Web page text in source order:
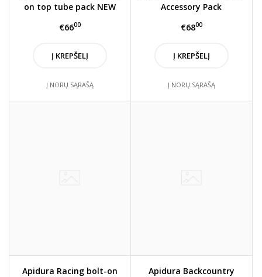
on top tube pack NEW
€6600
Į KREPŠELĮ
Į NORŲ SĄRAŠĄ
Accessory Pack
€6800
Į KREPŠELĮ
Į NORŲ SĄRAŠĄ
Apidura Racing bolt-on
Apidura Backcountry